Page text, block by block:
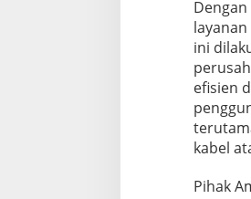
ini
efisien
kabel
Pihak